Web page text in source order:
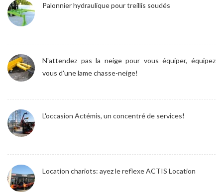
Palonnier hydraulique pour treillis soudés
N'attendez pas la neige pour vous équiper, équipez
vous d'une lame chasse-neige!
L'occasion Actémis, un concentré de services!
Location chariots: ayez le reflexe ACTIS Location